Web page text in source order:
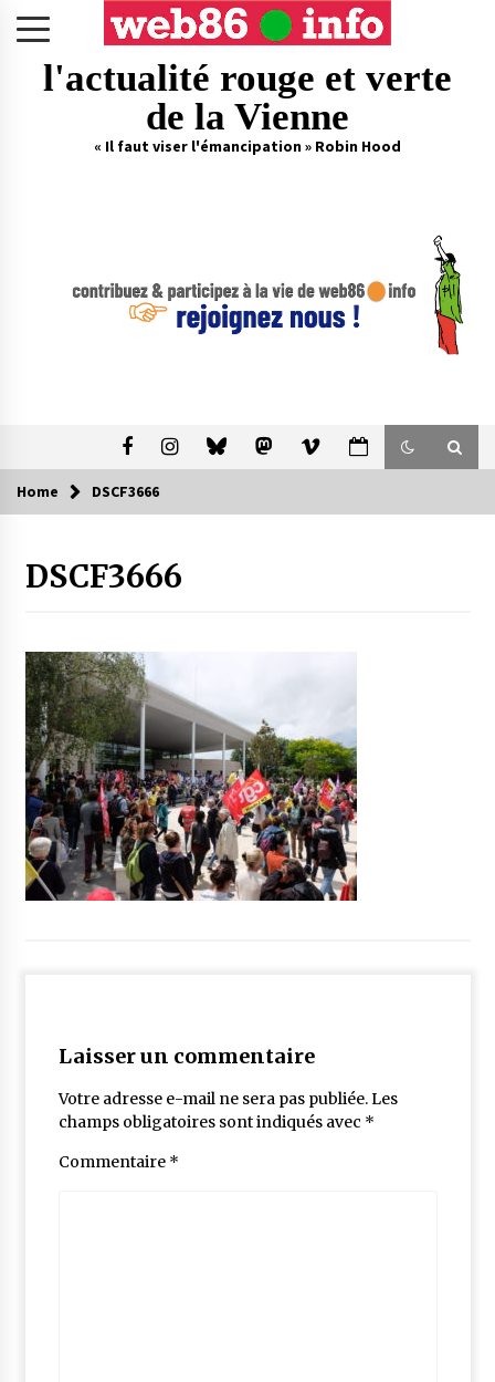
l'actualité rouge et verte
de la Vienne
« Il faut viser l'émancipation » Robin Hood
Home DSCF3666
DSCF3666
Laisser un commentaire
Votre adresse e-mail ne sera pas publiée.Les
champs obligatoires sont indiqués avec *
Commentaire *